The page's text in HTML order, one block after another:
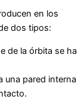
en los
dos tipos:
de la órbita se ha
una pared interna